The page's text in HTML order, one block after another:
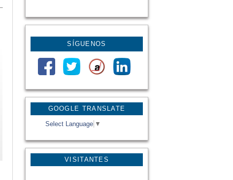
GOOGLE TRANSLATE
Select Language ▼
VISITANTES
SÍGUENOS